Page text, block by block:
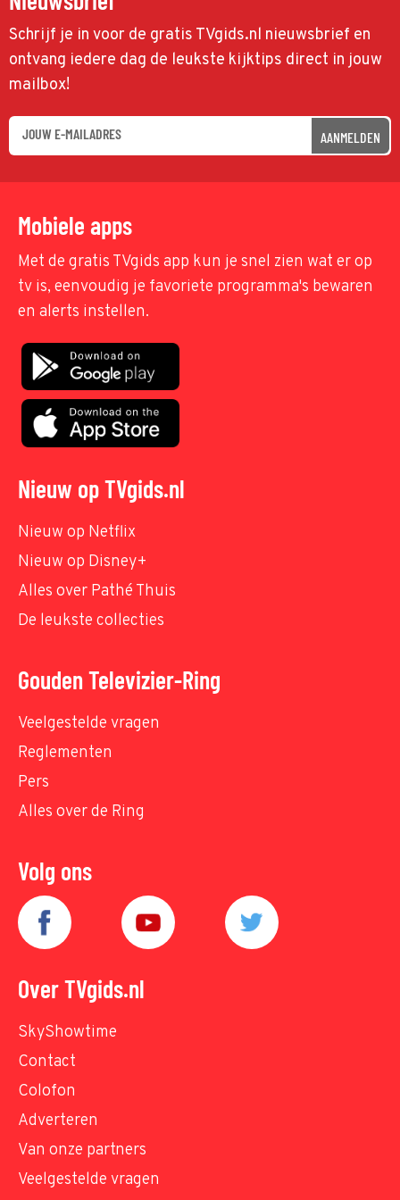
Schrijf je in voor de gratis TVgids.nl nieuwsbrief en
ontvang iedere dag de leukste kijktips direct in jouw
mailbox!
AANMELDEN
Mobiele apps
Met de gratis TVgids app kun je snel zien wat er op
tv is, eenvoudig je favoriete programma's bewaren
en alerts instellen.
Nieuw op TVgids.nl
Nieuw op Netflix
Nieuw op Disney+
Alles over Pathé Thuis
De leukste collecties
Gouden Televizier-Ring
Veelgestelde vragen
Reglementen
Pers
Alles over de Ring
Volg ons
Over TVgids.nl
SkyShowtime
Contact
Colofon
Adverteren
Van onze partners
Veelgestelde vragen